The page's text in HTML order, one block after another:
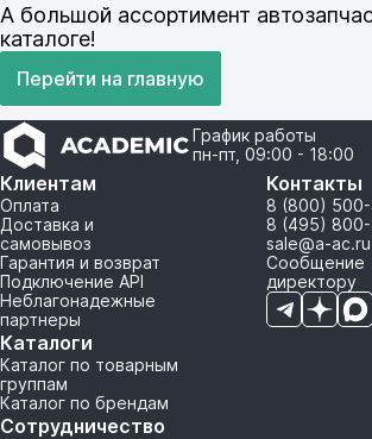
А большой ассортимент
каталоге!
Перейти на главную
График работы
пн-пт, 09:00 - 18:00
Клиентам
Оплата
Доставка и
самовывоз
Гарантия и возврат
Подключение API
Неблагонадежные
партнеры
Каталоги
Каталог по товарным
группам
Каталог по брендам
Сотрудничество
Контакты
8 (800)
8 (495)
sale@a-ac.ru
Сообщение
директору